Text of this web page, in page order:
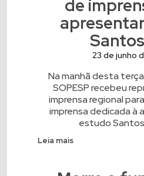
de
23 de junho
Na manhã desta
SOPESP recebeu
imprensa regional
imprensa dedicada à
estudo Santos
Leia mais